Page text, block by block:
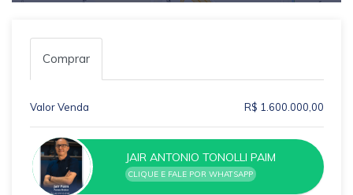
Comprar
Valor Venda R$ 1.600.000,00
JAIR ANTONIO TONOLLI PAIM
CLIQUE E FALE POR WHATSAPP